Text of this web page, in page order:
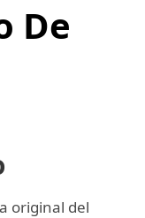
De
original del